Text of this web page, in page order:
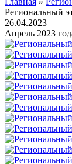
Региональный
26.04.2023
Апрель 2023